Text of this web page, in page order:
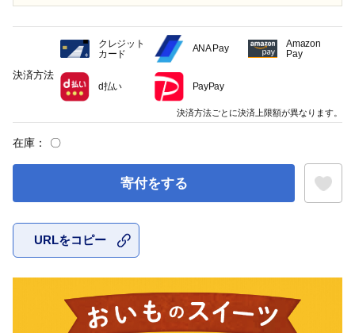
在庫： 〇
寄付をする
URLをコピー
決済方法
クレジット
カード
ANA Pay
Amazon
Pay
d払い PayPay
決済方法ごとに決済上限額が異なります。